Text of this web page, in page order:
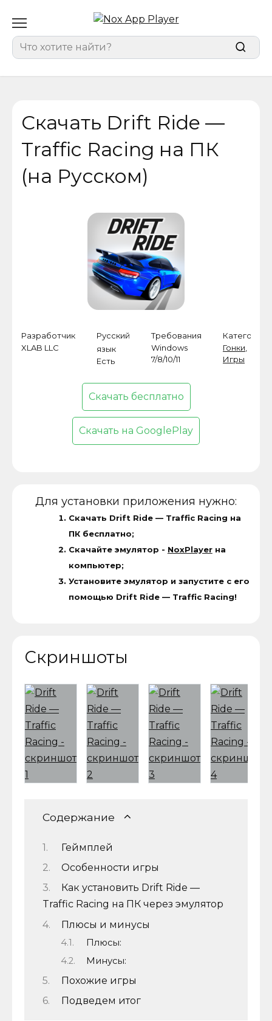
содержанию
for:
Скачать Drift Ride —
Traffic Racing на ПК
(на Русском)
Разработчик
XLAB LLC
Русский
язык
Есть
Требования
Windows
7/8/10/11
Категория
Гонки
Игры
Скачать бесплатно
Скачать на GooglePlay
Для установки приложения нужно:
Скачать Drift Ride — Traffic Racing на
ПК бесплатно;
Скачайте эмулятор - NoxPlayerна
компьютер;
Установите эмулятор и запустите с его
помощью Drift Ride — Traffic Racing!
Скриншоты
Содержание
Геймплей
Особенности игры
Как установить Drift Ride —
Traffic Racing на ПК через эмулятор
Плюсы и минусы
Плюсы:
Минусы:
Похожие игры
Подведем итог